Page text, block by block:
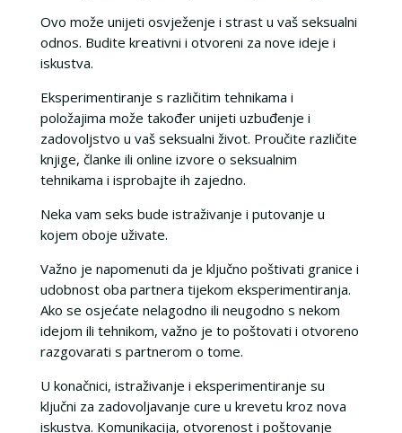
Ovo može unijeti osvježenje i strast u vaš seksualni
odnos. Budite kreativni i otvoreni za nove ideje i
iskustva.
Eksperimentiranje s različitim tehnikama i
položajima može također unijeti uzbuđenje i
zadovoljstvo u vaš seksualni život. Proučite različite
knjige, članke ili online izvore o seksualnim
tehnikama i isprobajte ih zajedno.
Neka vam seks bude istraživanje i putovanje u
kojem oboje uživate.
Važno je napomenuti da je ključno poštivati granice i
udobnost oba partnera tijekom eksperimentiranja.
Ako se osjećate nelagodno ili neugodno s nekom
idejom ili tehnikom, važno je to poštovati i otvoreno
razgovarati s partnerom o tome.
U konačnici, istraživanje i eksperimentiranje su
ključni za zadovoljavanje cure u krevetu kroz nova
iskustva. Komunikacija, otvorenost i poštovanje